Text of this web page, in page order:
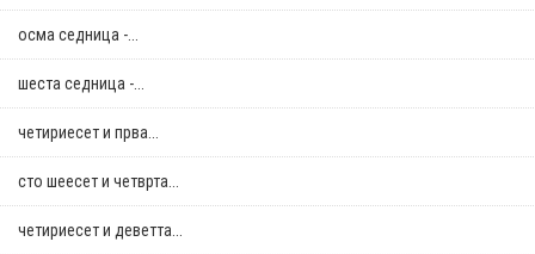
осма седница -...
шеста седница -...
четириесет и прва...
сто шеесет и четврта...
четириесет и деветта...